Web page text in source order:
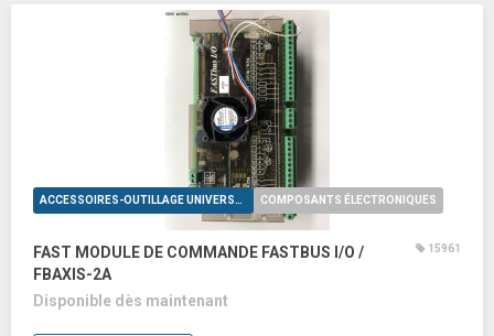
ACCESSOIRES-OUTILLAGE UNIVERSELS COMPOSANTS ÉLECTRONIQUES
FAST MODULE DE COMMANDE FASTBUS I/O /
FBAXIS-2A
15961
Disponible dès maintenant